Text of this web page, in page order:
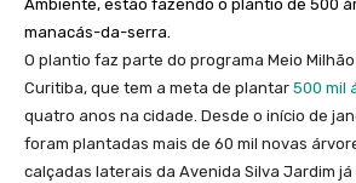
Ambiente, estão fazendo o plantio de 500
manacás-da-serra.
O plantio faz parte do programa Meio
Curitiba, que tem a meta de plantar 500 mil
quatro anos na cidade. Desde o início de
foram plantadas mais de 60 mil novas
calçadas laterais da Avenida Silva Jardim